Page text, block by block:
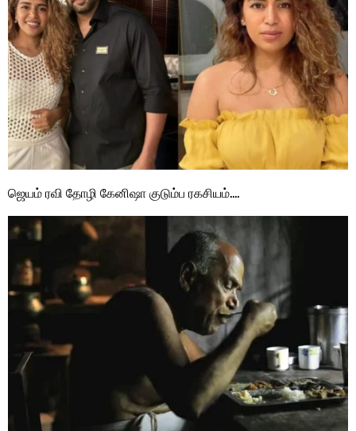
ஜெயம் ரவி தோழி கேனிஷா குடும்ப ரகசியம்….